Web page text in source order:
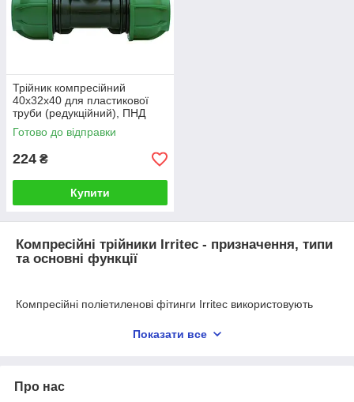
Трійник компресійний
40х32х40 для пластикової
труби (редукційний), ПНД
фітинги Irritec (Італія)
Готово до відправки
224 ₴
Купити
Компресійні трійники Irritec - призначення, типи
та основні функції
Компресійні поліетиленові фітинги Irritec використовують
редукційні трійники служать для сполучення між собою
практика фітинги пластикові більш стійкі й набагато краще
переносять хімічні, фізичні та біологічні зовнішні фактори,
Показати все
Про нас